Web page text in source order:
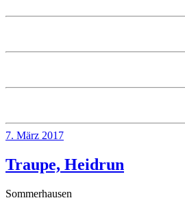
Veröffentlicht
7. März 2017
Traupe, Heidrun
Sommerhausen